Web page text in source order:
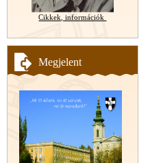
Cikkek, információk
Megjelent